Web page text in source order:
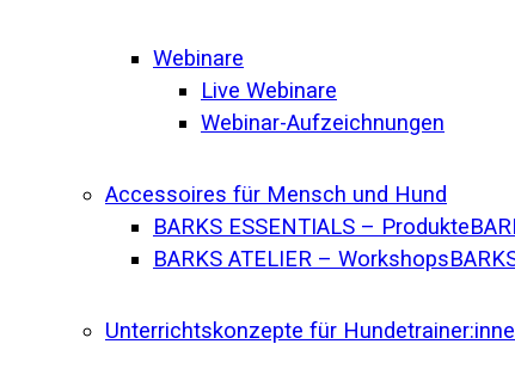
Webinare
Live Webinare
Webinar-Aufzeichnungen
Accessoires für Mensch und Hund
BARKS ESSENTIALS – Produkte
BARKS ATELIER – Workshops
Unterrichtskonzepte für